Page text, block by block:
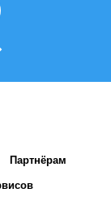
Партнёрам